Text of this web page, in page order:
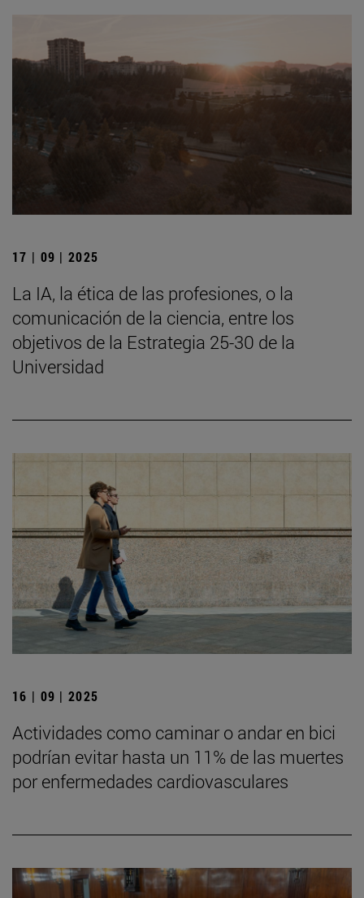
17 | 09 | 2025
La IA, la ética de las profesiones, o la
comunicación de la ciencia, entre los
objetivos de la Estrategia 25-30 de la
Universidad
16 | 09 | 2025
Actividades como caminar o andar en bici
podrían evitar hasta un 11% de las muertes
por enfermedades cardiovasculares